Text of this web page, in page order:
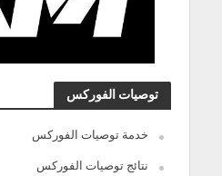
توصيات الفوركس
خدمة توصيات الفوركس
نتائج توصيات الفوركس